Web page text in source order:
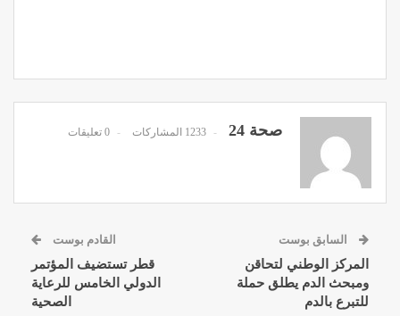
صحة 24 1233 المشاركات 0 تعليقات
السابق بوست
المركز الوطني لتحاقن
ومبحث الدم يطلق حملة
للتبرع بالدم
القادم بوست
قطر تستضيف المؤتمر
الدولي الخامس للرعاية
الصحية